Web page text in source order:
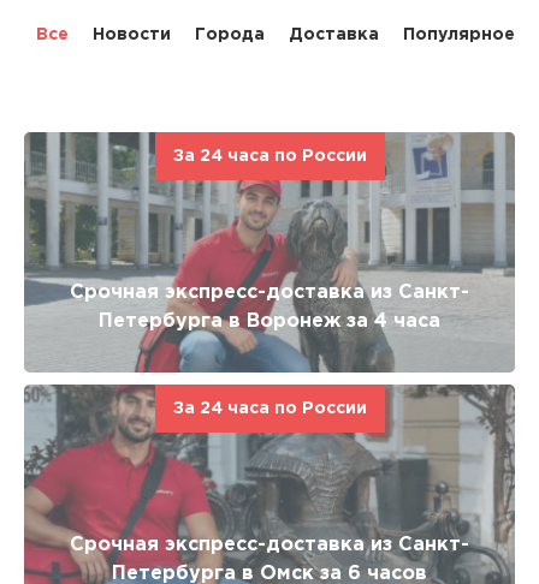
Все Новости Города Доставка Популярное
За 24 часа по России
Срочная экспресс-доставка из Санкт-
Петербурга в Воронеж за 4 часа
За 24 часа по России
Срочная экспресс-доставка из Санкт-
Петербурга в Омск за 6 часов